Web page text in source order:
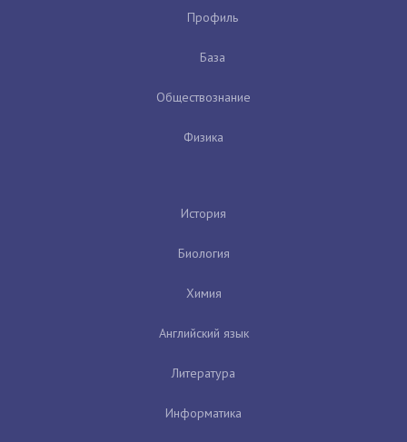
Профиль
База
Обществознание
Физика
История
Биология
Химия
Английский язык
Литература
Информатика